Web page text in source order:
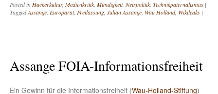
Posted inHackerkultur, Medienkritik, Mündigkeit, Netzpolitik, Technikpaternalismus |
TaggedAssange, Europarat, Freilassung, Julian Assange, Wau Holland, Wikileaks |
Assange FOIA-Informationsfreiheit
Ein Gewinn für die Informationsfreiheit (Wau-Holland-Stiftung)